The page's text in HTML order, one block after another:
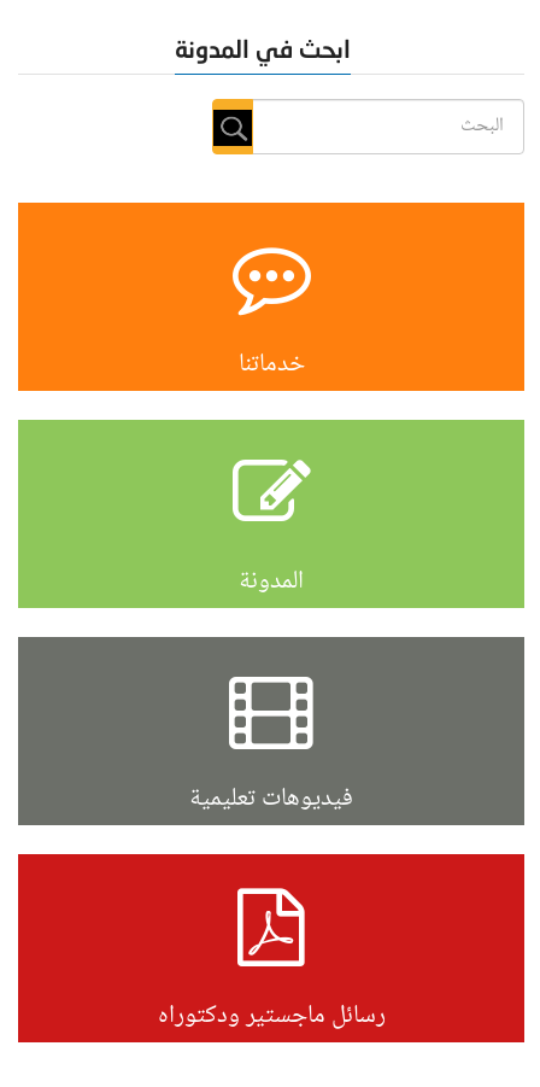
ابحث في المدونة
خدماتنا
المدونة
فيديوهات تعليمية
رسائل ماجستير ودكتوراه